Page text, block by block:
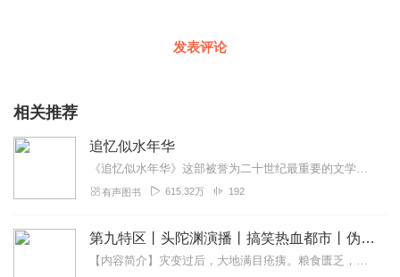
发表评论
相关推荐
追忆似水年华
《追忆似水年华》这部被誉为二十世纪最重要的文学作品之一的长篇巨著，以其出色的对心灵追索的描写和卓越的意识流技巧而风靡世界，并奠定了它在当代世界文学中的地位。《...
有声图书 615.32万 192
第九特区丨头陀渊演播丨搞笑热血都市丨伪戒丨VIP免费多人有声剧
【内容简介】灾变过后，大地满目疮痍。粮食匮乏，资源紧俏，局势混乱……一位从待规划区杀出来的青年，背对着漫天黄沙，孤身来到九区谋生，却不曾想偶然结识三五好友，一念...